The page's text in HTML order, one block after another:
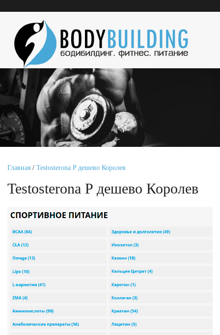
Главная / Testosterona P дешево Королев
Testosterona P дешево Королев